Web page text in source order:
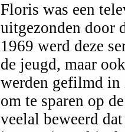
Floris was een
uitgezonden door
1969 werd deze
de jeugd, maar
werden gefilmd
om te sparen op
veelal beweerd